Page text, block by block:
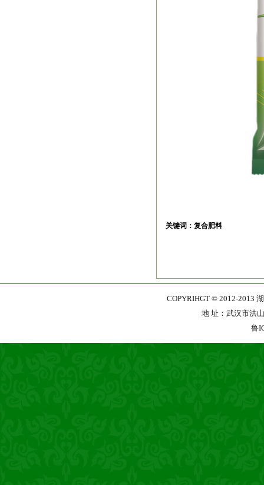
关键词：复合肥料
COPYRIHGT © 2012-2013
地 址：武汉市洪
鲁